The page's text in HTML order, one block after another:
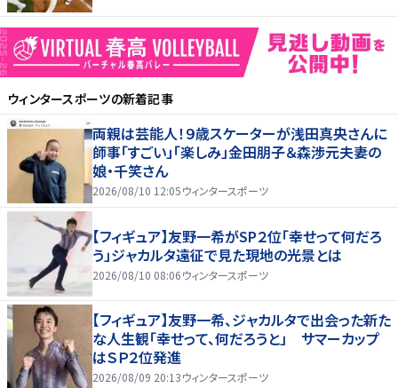
ウィンタースポーツの新着記事
両親は芸能人！９歳スケーターが浅田真央さんに
師事「すごい」「楽しみ」金田朋子＆森渉元夫妻の
娘・千笑さん
2026/08/10 12:05ウィンタースポーツ
【フィギュア】友野一希がSP２位「幸せって何だろ
う」ジャカルタ遠征で見た現地の光景とは
2026/08/10 08:06ウィンタースポーツ
【フィギュア】友野一希、ジャカルタで出会った新た
な人生観「幸せって、何だろうと」 サマーカップ
はＳＰ２位発進
2026/08/09 20:13ウィンタースポーツ